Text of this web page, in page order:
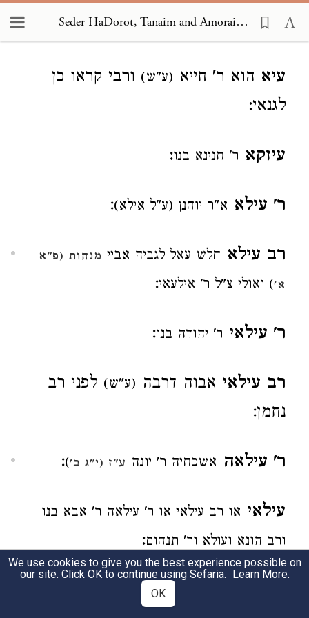
Seder HaDorot, Tanaim and Amoraim 2882
עיא הוא ר' חייא (ע"ש) ורבי קראו כן
לגנאי:
עיזקא ר' חנינא בנו:
ר' עילא א"ר יוחנן (ע"ל אילא):
רב עילא חלש עאל לגביה אביי מנחות (פ"א
א') ואולי צ"ל ר' אילעאי:
ר' עילאי ר' יהודה בנו:
רב עילאי אבוה דרבה (ע"ש) לפני רב
נחמן:
ר' עילאה אשכחיה ר' יונה ע"ז (י"ג ב')
:
עילאי או רב עילאי או ר' עילאה ר' אבא בנו
ורב הונא ועולא ור' תנחום:
תמיד נשחט
We use cookies to give you the best experience possible on
our site. Click OK to continue using Sefaria. Learn More.
OK